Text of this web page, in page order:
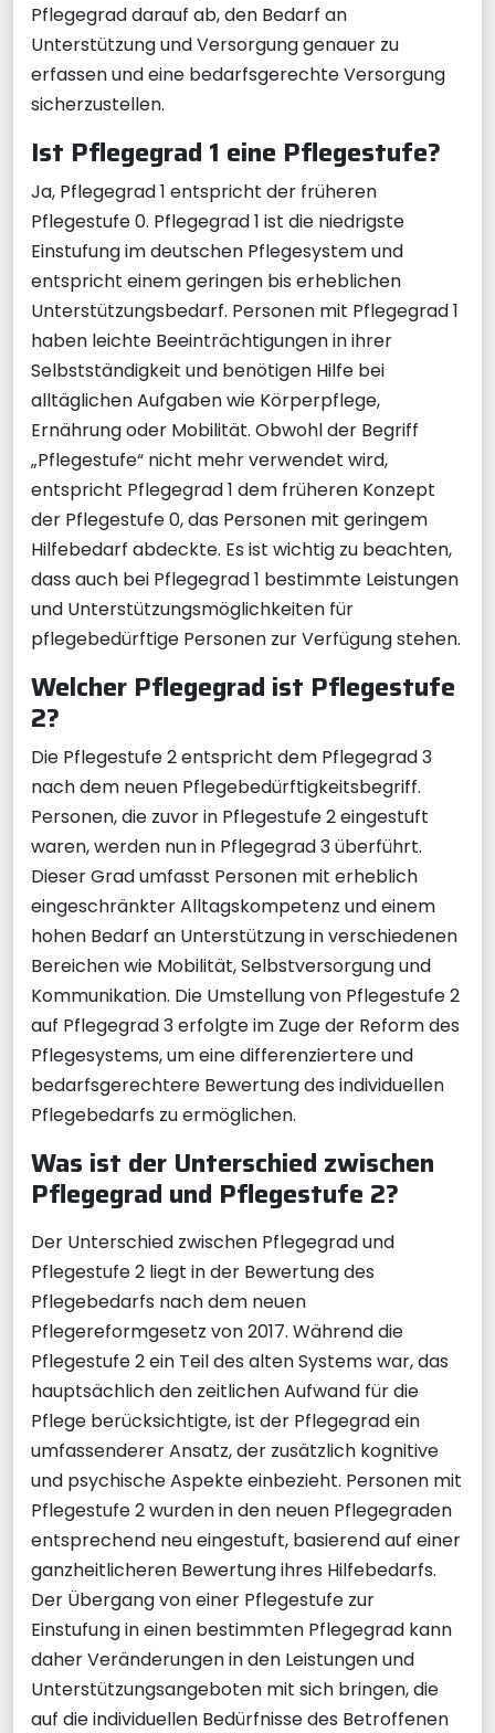
Pflegegrad darauf ab, den Bedarf an
Unterstützung und Versorgung genauer zu
erfassen und eine bedarfsgerechte Versorgung
sicherzustellen.
Ist Pflegegrad 1 eine Pflegestufe?
Ja, Pflegegrad 1 entspricht der früheren
Pflegestufe 0. Pflegegrad 1 ist die niedrigste
Einstufung im deutschen Pflegesystem und
entspricht einem geringen bis erheblichen
Unterstützungsbedarf. Personen mit Pflegegrad 1
haben leichte Beeinträchtigungen in ihrer
Selbstständigkeit und benötigen Hilfe bei
alltäglichen Aufgaben wie Körperpflege,
Ernährung oder Mobilität. Obwohl der Begriff
„Pflegestufe“ nicht mehr verwendet wird,
entspricht Pflegegrad 1 dem früheren Konzept
der Pflegestufe 0, das Personen mit geringem
Hilfebedarf abdeckte. Es ist wichtig zu beachten,
dass auch bei Pflegegrad 1 bestimmte Leistungen
und Unterstützungsmöglichkeiten für
pflegebedürftige Personen zur Verfügung stehen.
Welcher Pflegegrad ist Pflegestufe
2?
Die Pflegestufe 2 entspricht dem Pflegegrad 3
nach dem neuen Pflegebedürftigkeitsbegriff.
Personen, die zuvor in Pflegestufe 2 eingestuft
waren, werden nun in Pflegegrad 3 überführt.
Dieser Grad umfasst Personen mit erheblich
eingeschränkter Alltagskompetenz und einem
hohen Bedarf an Unterstützung in verschiedenen
Bereichen wie Mobilität, Selbstversorgung und
Kommunikation. Die Umstellung von Pflegestufe 2
auf Pflegegrad 3 erfolgte im Zuge der Reform des
Pflegesystems, um eine differenziertere und
bedarfsgerechtere Bewertung des individuellen
Pflegebedarfs zu ermöglichen.
Was ist der Unterschied zwischen
Pflegegrad und Pflegestufe 2?
Der Unterschied zwischen Pflegegrad und
Pflegestufe 2 liegt in der Bewertung des
Pflegebedarfs nach dem neuen
Pflegereformgesetz von 2017. Während die
Pflegestufe 2 ein Teil des alten Systems war, das
hauptsächlich den zeitlichen Aufwand für die
Pflege berücksichtigte, ist der Pflegegrad ein
umfassenderer Ansatz, der zusätzlich kognitive
und psychische Aspekte einbezieht. Personen mit
Pflegestufe 2 wurden in den neuen Pflegegraden
entsprechend neu eingestuft, basierend auf einer
ganzheitlicheren Bewertung ihres Hilfebedarfs.
Der Übergang von einer Pflegestufe zur
Einstufung in einen bestimmten Pflegegrad kann
daher Veränderungen in den Leistungen und
Unterstützungsangeboten mit sich bringen, die
auf die individuellen Bedürfnisse des Betroffenen